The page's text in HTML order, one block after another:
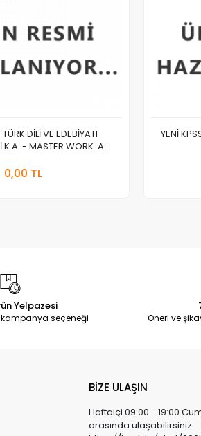
DİLİ VE EDEBİYATI
K.A. - MASTER WORK :A :
0,00 TL
YENİ
Yelpazesi
seçeneği Öneri ve
BİZE ULAŞIN
Haftaiçi 09:00 - 19:00
arasında ulaşabilirsiniz.